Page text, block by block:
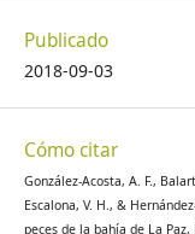
Briggs, J. C. 1974.
Nueva York,
trichiurid fish,
species distinct
(Perciformes:
Publicado
2018-09-03
Cómo citar
González-Acosta, A. F.,
Escalona, V. H., &
peces de la bahía de La